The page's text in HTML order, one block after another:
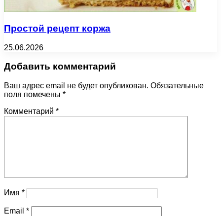
Простой рецепт коржа
25.06.2026
Добавить комментарий
Ваш адрес email не будет опубликован. Обязательные
поля помечены *
Комментарий *
Имя *
Email *